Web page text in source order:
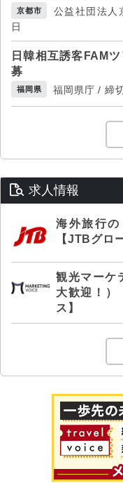
京都市
公益社団法人
日
日韓相互誘客FAM
募
福岡県 福岡県庁 / 締
求人情報
海外旅行
【JTBグロ
観光マーケ
大歓迎！）
ス】